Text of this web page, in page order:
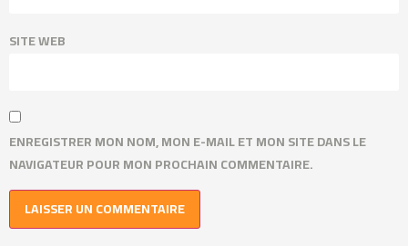
SITE WEB
ENREGISTRER MON NOM, MON E-MAIL ET MON SITE DANS LE
NAVIGATEUR POUR MON PROCHAIN COMMENTAIRE.